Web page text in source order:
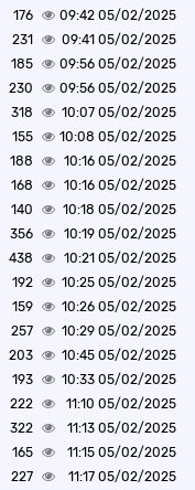
05/02/2025 09:42
176
05/02/2025 09:41
231
05/02/2025 09:56
185
05/02/2025 09:56
230
05/02/2025 10:07
318
05/02/2025 10:08
155
05/02/2025 10:16
188
05/02/2025 10:16
168
05/02/2025 10:18
140
05/02/2025 10:19
356
05/02/2025 10:21
438
05/02/2025 10:25
192
05/02/2025 10:26
159
05/02/2025 10:29
257
05/02/2025 10:45
203
05/02/2025 10:33
193
05/02/2025 11:10
222
05/02/2025 11:13
322
05/02/2025 11:15
165
05/02/2025 11:17
227